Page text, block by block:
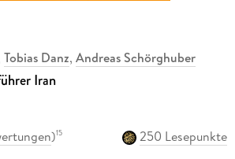
Tobias Danz, Andreas Schörghuber
Iran
)15
250 Lesepunkte